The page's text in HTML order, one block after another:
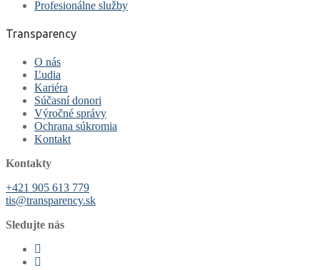
Profesionálne služby
Transparency
O nás
Ľudia
Kariéra
Súčasní donori
Výročné správy
Ochrana súkromia
Kontakt
Kontakty
+421 905 613 779
tis@transparency.sk
Sledujte nás